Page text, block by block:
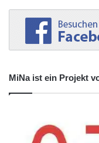
MiNa ist ein Projekt